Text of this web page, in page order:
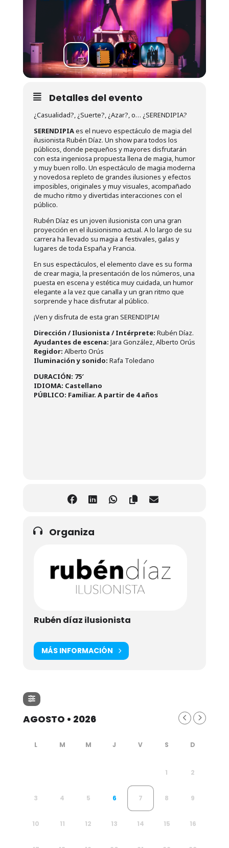
Detalles del evento
¿Casualidad?, ¿Suerte?, ¿Azar?, o… ¿SERENDIPIA?
SERENDIPIAes el nuevo espectáculo de magia del
ilusionista Rubén Díaz. Un show para todos los
públicos, donde pequeños y mayores disfrutarán
con esta ingeniosa propuesta llena de magia, humor
y muy buen rollo. Un espectáculo de magia moderna
y novedosa repleto de grandes ilusiones y efectos
imposibles, originales y muy visuales, acompañado
de mucho ritmo y divertidas interacciones con el
público.
Rubén Díaz es un joven ilusionista con una gran
proyección en el ilusionismo actual. A lo largo de su
carrera ha llevado su magia a festivales, galas y
lugares de toda España y Francia.
En sus espectáculos, el elemento clave es su forma
de crear magia, la presentación de los números, una
puesta en escena y estética muy cuidada, un humor
elegante a la vez que canalla y un gran ritmo que
sorprende y hace disfrutar al público.
¡Ven y disfruta de esta gran SERENDIPIA!
Dirección / Ilusionista / Intérprete: Rubén Díaz.
Ayudantes de escena: Jara González, Alberto Orús
Regidor: Alberto Orús
Iluminación y sonido: Rafa Toledano
DURACIÓN: 75′
IDIOMA: Castellano
PÚBLICO: Familiar. A partir de 4 años
Organiza
Rubén díaz ilusionista
MÁS INFORMACIÓN
AGOSTO • 2026
1 2
3 4 5 6 7 8 9
10 11 12 13 14 15 16